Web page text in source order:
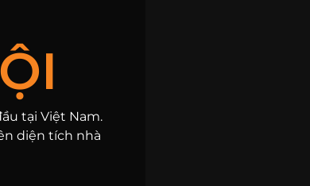
tại Việt Nam.
diện tích nhà